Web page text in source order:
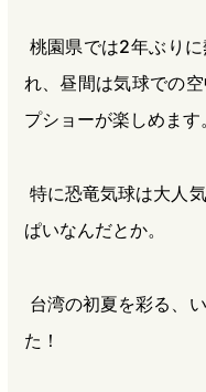
桃園県では2年ぶり
れ、昼間は気球での
プショーが楽しめます。
特に恐竜気球は大人
ぱいなんだとか。
台湾の初夏を彩る、
た！